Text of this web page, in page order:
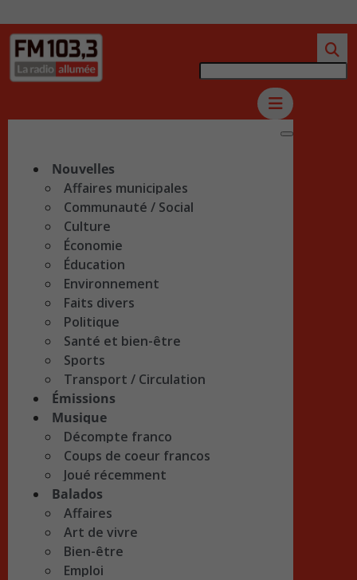
Nouvelles
Affaires municipales
Communauté / Social
Culture
Économie
Éducation
Environnement
Faits divers
Politique
Santé et bien-être
Sports
Transport / Circulation
Émissions
Musique
Décompte franco
Coups de coeur francos
Joué récemment
Balados
Affaires
Art de vivre
Bien-être
Emploi